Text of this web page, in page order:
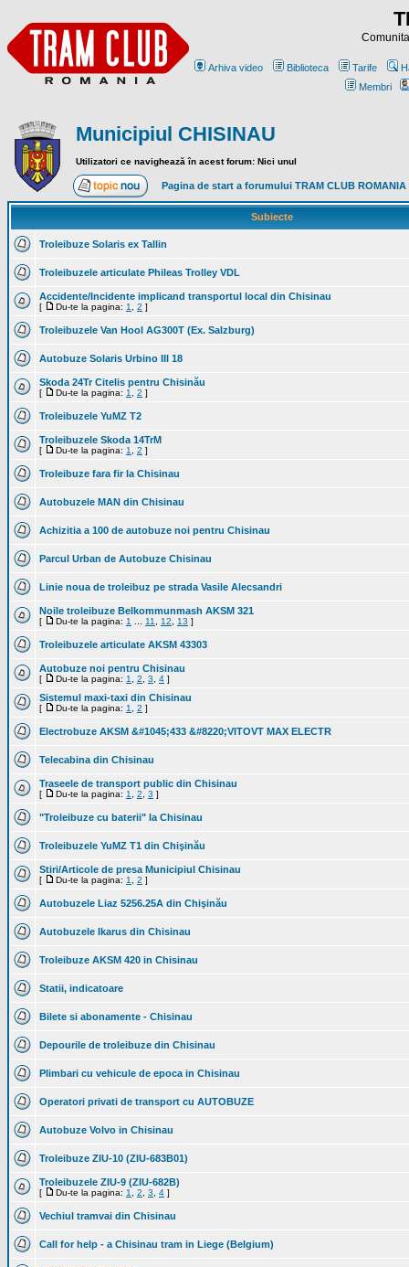
Arhiva video Biblioteca Tarife
Membri
Municipiul CHISINAU
Utilizatori ce navighează în acest forum: Nici unul
Pagina de start a forumului TRAM CLUB ROMANIA
Subiecte
Troleibuze Solaris ex Tallin
Troleibuzele articulate Phileas Trolley VDL
Accidente/Incidente implicand transportul local din Chisinau
[ Du-te la pagina: 1 2 ]
Troleibuzele Van Hool AG300T (Ex. Salzburg)
Autobuze Solaris Urbino III 18
Skoda 24Tr Citelis pentru Chisinău
[ Du-te la pagina: 1 2 ]
Troleibuzele YuMZ T2
Troleibuzele Skoda 14TrM
[ Du-te la pagina: 1 2 ]
Troleibuze fara fir la Chisinau
Autobuzele MAN din Chisinau
Achizitia a 100 de autobuze noi pentru Chisinau
Parcul Urban de Autobuze Chisinau
Linie noua de troleibuz pe strada Vasile Alecsandri
Noile troleibuze Belkommunmash AKSM 321
[ Du-te la pagina: 1 11 12 13 ]
Troleibuzele articulate AKSM 43303
Autobuze noi pentru Chisinau
[ Du-te la pagina: 1 2 3 4 ]
Sistemul maxi-taxi din Chisinau
[ Du-te la pagina: 1 2 ]
Electrobuze AKSM &#1045;433 &#8220;VITOVT MAX ELECTR
Telecabina din Chisinau
Traseele de transport public din Chisinau
[ Du-te la pagina: 1 2 3 ]
"Troleibuze cu baterii" la Chisinau
Troleibuzele YuMZ T1 din Chişinău
Stiri/Articole de presa Municipiul Chisinau
[ Du-te la pagina: 1 2 ]
Autobuzele Liaz 5256.25A din Chişinău
Autobuzele Ikarus din Chisinau
Troleibuze AKSM 420 in Chisinau
Statii, indicatoare
Bilete si abonamente - Chisinau
Depourile de troleibuze din Chisinau
Plimbari cu vehicule de epoca in Chisinau
Operatori privati de transport cu AUTOBUZE
Autobuze Volvo in Chisinau
Troleibuze ZIU-10 (ZIU-683B01)
Troleibuzele ZIU-9 (ZIU-682B)
[ Du-te la pagina: 1 2 3 4 ]
Vechiul tramvai din Chisinau
Call for help - a Chisinau tram in Liege (Belgium)